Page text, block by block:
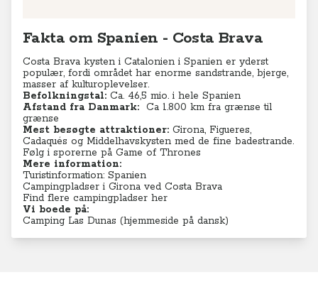
Fakta om Spanien - Costa Brava
Costa Brava kysten i Catalonien i Spanien er yderst
populær, fordi området har enorme sandstrande, bjerge,
masser af kulturoplevelser.
Befolkningstal: Ca. 46,5 mio. i hele Spanien
Afstand fra Danmark: Ca 1.800 km fra grænse til
grænse
Mest besøgte attraktioner: Girona, Figueres,
Cadaqués og Middelhavskysten med de fine badestrande.
Følg i sporerne på Game of Thrones
Mere information:
Turistinformation: Spanien
Campingpladser i Girona ved Costa Brava
Find flere campingpladser her
Vi boede på:
Camping Las Dunas (hjemmeside på dansk)